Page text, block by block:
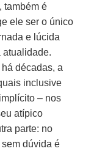
também é
ele ser o único
e lúcida
atualidade.
décadas, a
inclusive
– nos
atípico
parte: no
dúvida é